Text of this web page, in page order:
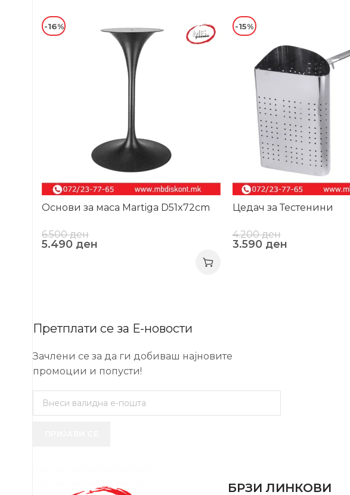
-16%
Основи за маса Martiga D51x72cm
6.500ден
5.490 ден
-15%
Цедач за Тестенини
4.200ден
3.590 ден
Претплати се за Е-новости
Зачлени се за да ги добиваш најновите
промоции и попусти!
БРЗИ ЛИНКОВИ